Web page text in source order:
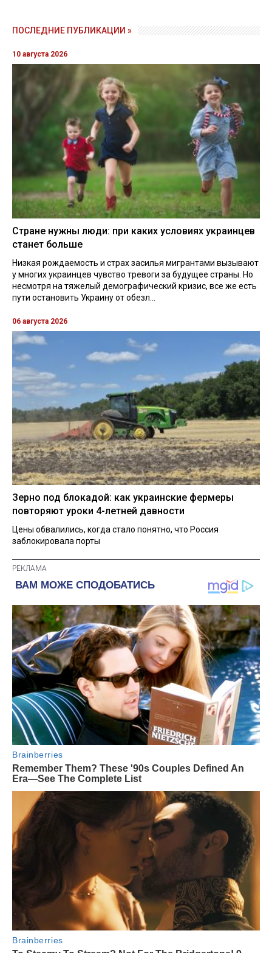
ПОСЛЕДНИЕ ПУБЛИКАЦИИ »
10 августа 2026
Стране нужны люди: при каких условиях украинцев
станет больше
Низкая рождаемость и страх засилья мигрантами вызывают
у многих украинцев чувство тревоги за будущее страны. Но
несмотря на тяжелый демографический кризис, все же есть
пути остановить Украину от обезл...
06 августа 2026
Зерно под блокадой: как украинские фермеры
повторяют уроки 4-летней давности
Цены обвалились, когда стало понятно, что Россия
заблокировала порты